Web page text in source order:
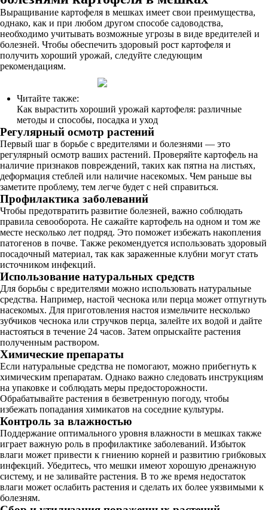
Выращивание картофеля в мешках имеет свои преимущества,
однако, как и при любом другом способе садоводства,
необходимо учитывать возможные угрозы в виде вредителей и
болезней. Чтобы обеспечить здоровый рост картофеля и
получить хороший урожай, следуйте следующим
рекомендациям.
Читайте также:
Как вырастить хороший урожай картофеля: различные
методы и способы, посадка и уход
Регулярный осмотр растений
Первый шаг в борьбе с вредителями и болезнями — это
регулярный осмотр ваших растений. Проверяйте картофель на
наличие признаков повреждений, таких как пятна на листьях,
деформация стеблей или наличие насекомых. Чем раньше вы
заметите проблему, тем легче будет с ней справиться.
Профилактика заболеваний
Чтобы предотвратить развитие болезней, важно соблюдать
правила севооборота. Не сажайте картофель на одном и том же
месте несколько лет подряд. Это поможет избежать накопления
патогенов в почве. Также рекомендуется использовать здоровый
посадочный материал, так как зараженные клубни могут стать
источником инфекций.
Использование натуральных средств
Для борьбы с вредителями можно использовать натуральные
средства. Например, настой чеснока или перца может отпугнуть
насекомых. Для приготовления настоя измельчите несколько
зубчиков чеснока или стручков перца, залейте их водой и дайте
настояться в течение 24 часов. Затем опрыскайте растения
полученным раствором.
Химические препараты
Если натуральные средства не помогают, можно прибегнуть к
химическим препаратам. Однако важно следовать инструкциям
на упаковке и соблюдать меры предосторожности.
Обрабатывайте растения в безветренную погоду, чтобы
избежать попадания химикатов на соседние культуры.
Контроль за влажностью
Поддержание оптимального уровня влажности в мешках также
играет важную роль в профилактике заболеваний. Избыток
влаги может привести к гниению корней и развитию грибковых
инфекций. Убедитесь, что мешки имеют хорошую дренажную
систему, и не заливайте растения. В то же время недостаток
влаги может ослабить растения и сделать их более уязвимыми к
болезням.